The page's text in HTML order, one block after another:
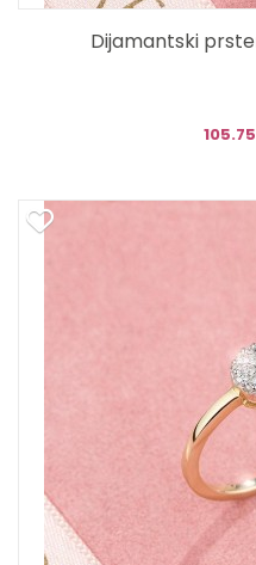
Dijamantski